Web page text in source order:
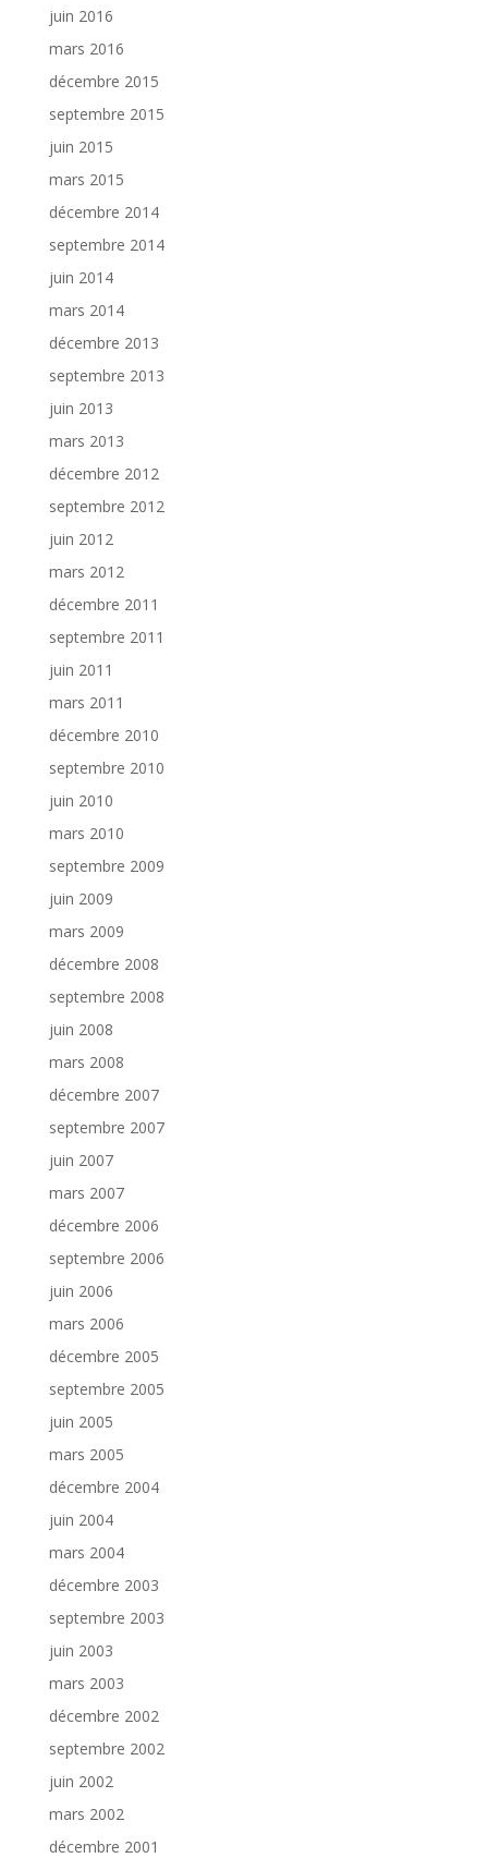
juin 2016
mars 2016
décembre 2015
septembre 2015
juin 2015
mars 2015
décembre 2014
septembre 2014
juin 2014
mars 2014
décembre 2013
septembre 2013
juin 2013
mars 2013
décembre 2012
septembre 2012
juin 2012
mars 2012
décembre 2011
septembre 2011
juin 2011
mars 2011
décembre 2010
septembre 2010
juin 2010
mars 2010
septembre 2009
juin 2009
mars 2009
décembre 2008
septembre 2008
juin 2008
mars 2008
décembre 2007
septembre 2007
juin 2007
mars 2007
décembre 2006
septembre 2006
juin 2006
mars 2006
décembre 2005
septembre 2005
juin 2005
mars 2005
décembre 2004
juin 2004
mars 2004
décembre 2003
septembre 2003
juin 2003
mars 2003
décembre 2002
septembre 2002
juin 2002
mars 2002
décembre 2001